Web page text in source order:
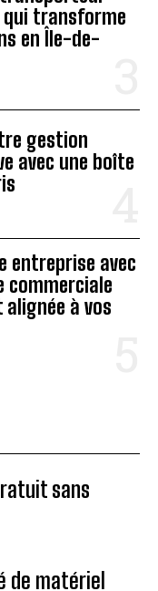
qui transforme
en Île-de-
gestion
avec une boîte
entreprise avec
commerciale
à vos
sans
de matériel